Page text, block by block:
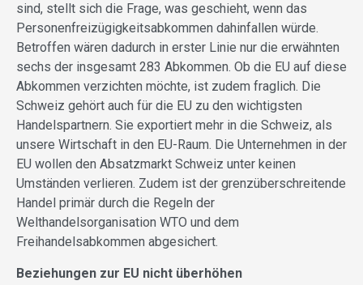
sind, stellt sich die Frage, was geschieht, wenn das
Personenfreizügigkeitsabkommen dahinfallen würde.
Betroffen wären dadurch in erster Linie nur die erwähnten
sechs der insgesamt 283 Abkommen. Ob die EU auf diese
Abkommen verzichten möchte, ist zudem fraglich. Die
Schweiz gehört auch für die EU zu den wichtigsten
Handelspartnern. Sie exportiert mehr in die Schweiz, als
unsere Wirtschaft in den EU-Raum. Die Unternehmen in der
EU wollen den Absatzmarkt Schweiz unter keinen
Umständen verlieren. Zudem ist der grenzüberschreitende
Handel primär durch die Regeln der
Welthandelsorganisation WTO und dem
Freihandelsabkommen abgesichert.
Beziehungen zur EU nicht überhöhen